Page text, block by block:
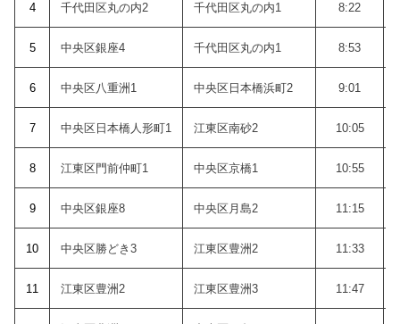
4 千代田区丸の内2 千代田区丸の内1 8:22
5 中央区銀座4 千代田区丸の内1 8:53
6 中央区八重洲1 中央区日本橋浜町2 9:01
7 中央区日本橋人形町1 江東区南砂2 10:05
8 江東区門前仲町1 中央区京橋1 10:55
9 中央区銀座8 中央区月島2 11:15
10 中央区勝どき3 江東区豊洲2 11:33
11 江東区豊洲2 江東区豊洲3 11:47